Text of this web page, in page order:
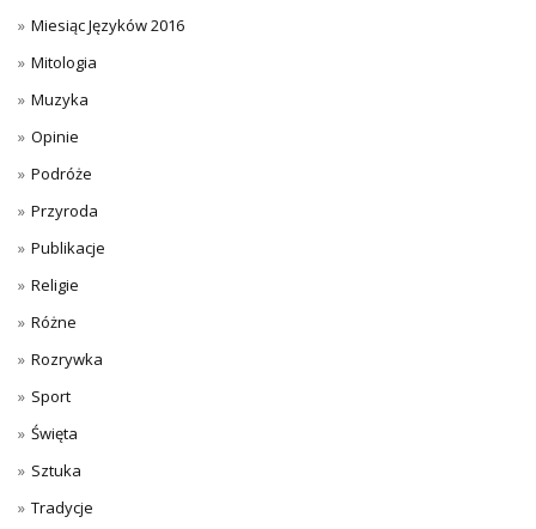
Miesiąc Języków 2016
Mitologia
Muzyka
Opinie
Podróże
Przyroda
Publikacje
Religie
Różne
Rozrywka
Sport
Święta
Sztuka
Tradycje